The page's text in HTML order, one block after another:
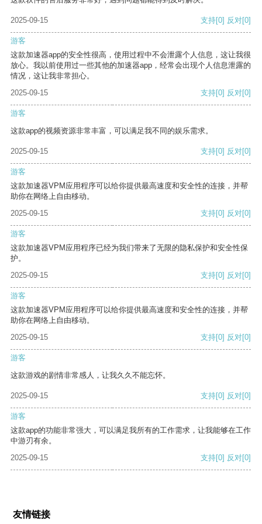
2025-09-15 支持[0] 反对[0]
游客
这款加速器app的安全性很高，使用过程中不会泄露个人信息，这让我很
放心。我以前使用过一些其他的加速器app，经常会出现个人信息泄露的
情况，这让我非常担心。
2025-09-15
支持[0] 反对[0]
游客
这款app的视频资源非常丰富，可以满足我不同的娱乐需求。
2025-09-15 支持[0] 反对[0]
游客
这款加速器VPM应用程序可以给你提供最高速度和安全性的连接，并帮
助你在网络上自由移动。
2025-09-15
支持[0] 反对[0]
游客
这款加速器VPM应用程序已经为我们带来了无限的隐私保护和安全性保
护。
2025-09-15
支持[0] 反对[0]
游客
这款加速器VPM应用程序可以给你提供最高速度和安全性的连接，并帮
助你在网络上自由移动。
2025-09-15
支持[0] 反对[0]
游客
这款游戏的剧情非常感人，让我久久不能忘怀。
2025-09-15 支持[0] 反对[0]
游客
这款app的功能非常强大，可以满足我所有的工作需求，让我能够在工作
中游刃有余。
2025-09-15
支持[0] 反对[0]
友情链接